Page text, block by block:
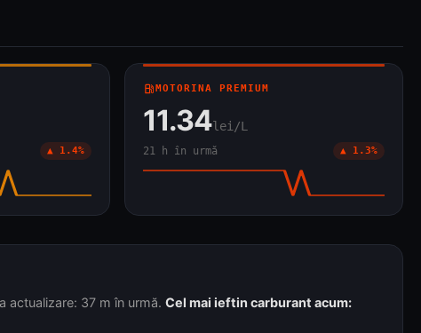
▲ 1.4%
local_gas_stationMOTORINA PREMIUM
11.34lei/L
21 h în urmă ▲ 1.3%
actualizare: 37 m în urmă. Cel mai ieftin carburant acum: